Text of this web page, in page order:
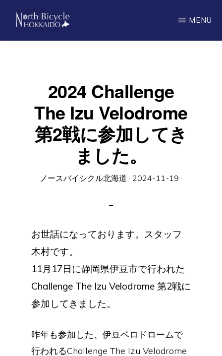
main
ノ
MENU
2024 Challenge
The Izu Velodrome
第2戦に参加してき
ました。
ノースバイシクル北海道 · 2024-11-19 ·
お世話になっております。スタッフ
木村です。
11月17日に静岡県伊豆市で行われた
Challenge The Izu Velodrome 第2戦に
参加してきました。
昨年も参加した、伊豆ベロドロームで
行われるChallenge The Izu Velodrome